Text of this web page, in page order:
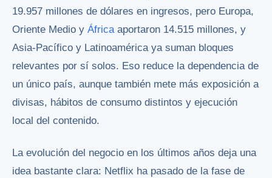
19.957 millones de dólares en ingresos, pero Europa,
Oriente Medio y Áfricaaportaron 14.515 millones, y
Asia-Pacífico y Latinoamérica ya suman bloques
relevantes por sí solos. Eso reduce la dependencia de
un único país, aunque también mete más exposición a
divisas, hábitos de consumo distintos y ejecución
local del contenido.
La evolución del negocio en los últimos años deja una
idea bastante clara: Netflix ha pasado de la fase de